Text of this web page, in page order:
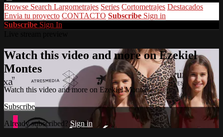
Browse Search Largometrajes Series Cortometrajes Destacados
Envia tu proyecto CONTACTO Subscribe Sign in
Subscribe Sign In
Watch this video and more on Ezekiel
Montes
Watch this video and more on Ezekiel Montes
Subscribe
Already subscribed? Sign in